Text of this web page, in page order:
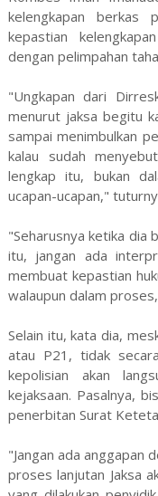
kelengkapan berkas
kepastian
dengan pelimpahan
"Ungkapan dari
menurut jaksa begitu
sampai menimbulkan
kalau sudah
lengkap itu, bukan
ucapan-ucapan,"
"Seharusnya ketika dia
itu, jangan ada
membuat kepastian
walaupun dalam
Selain itu, kata dia,
atau P21, tidak
kepolisian akan
kejaksaan. Pasalnya,
penerbitan Surat
"Jangan ada anggapan
proses lanjutan Jaksa